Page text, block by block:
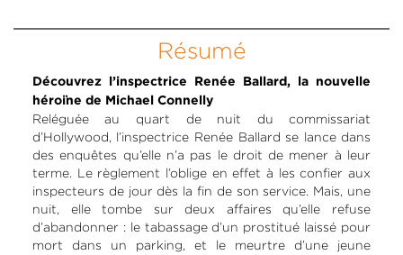
Résumé
Découvrez l’inspectrice Renée Ballard, la nouvelle
héroïne de Michael Connelly
Reléguée au quart de nuit du commissariat
d’Hollywood, l’inspectrice Renée Ballard se lance dans
des enquêtes qu’elle n’a pas le droit de mener à leur
terme. Le règlement l’oblige en effet à les confier aux
inspecteurs de jour dès la fin de son service. Mais, une
nuit, elle tombe sur deux affaires qu’elle refuse
d’abandonner : le tabassage d’un prostitué laissé pour
mort dans un parking, et le meurtre d’une jeune